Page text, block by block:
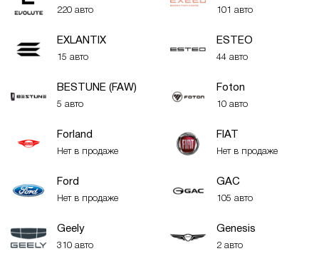
220 авто 101 авто
EXLANTIX
15 авто
ESTEO
44 авто
BESTUNE (FAW)
5 авто
Foton
10 авто
Forland
Нет в продаже
FIAT
Нет в продаже
Ford
Нет в продаже
GAC
105 авто
Geely
310 авто
Genesis
2 авто